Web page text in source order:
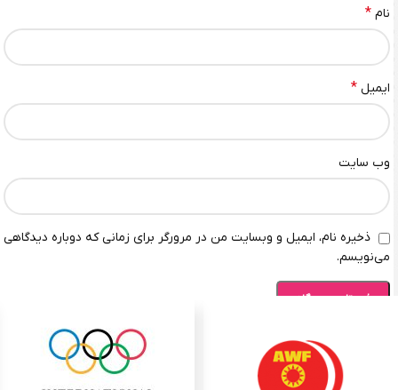
نام *
ایمیل *
وب‌ سایت
ذخیره نام، ایمیل و وبسایت من در مرورگر برای زمانی که دوباره دیدگاهی
می‌نویسم.